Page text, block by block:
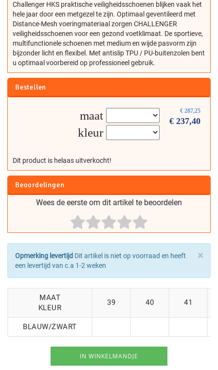
Challenger HKS praktische veiligheidsschoenen blijken vaak het
hele jaar door een metgezel te zijn. Optimaal geventileerd met
Distance-Mesh voeringmateriaal zorgen CHALLENGER
veiligheidsschoenen voor een gezond voetklimaat. De sportieve,
multifunctionele schoenen met medium en wijde pasvorm zijn
bijzonder licht en flexibel. Met antislip TPU / PU-buitenzolen bent
u optimaal voorbereid op professioneel gebruik.
Bestellen
€ 287,25
€ 237,40
maat
kleur
Dit product is helaas uitverkocht!
Beoordelingen
Wees de eerste om dit artikel te beoordelen
×
Opmerking levertijd Dit artikel is niet op voorraad en heeft
een levertijd van c.a 1-2 weken
MAAT
KLEUR
39 40 41
BLAUW/ZWART